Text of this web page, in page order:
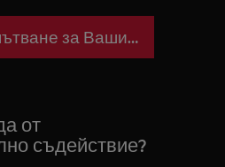
Свалете упътване за Вашия уред
от
съдействие?